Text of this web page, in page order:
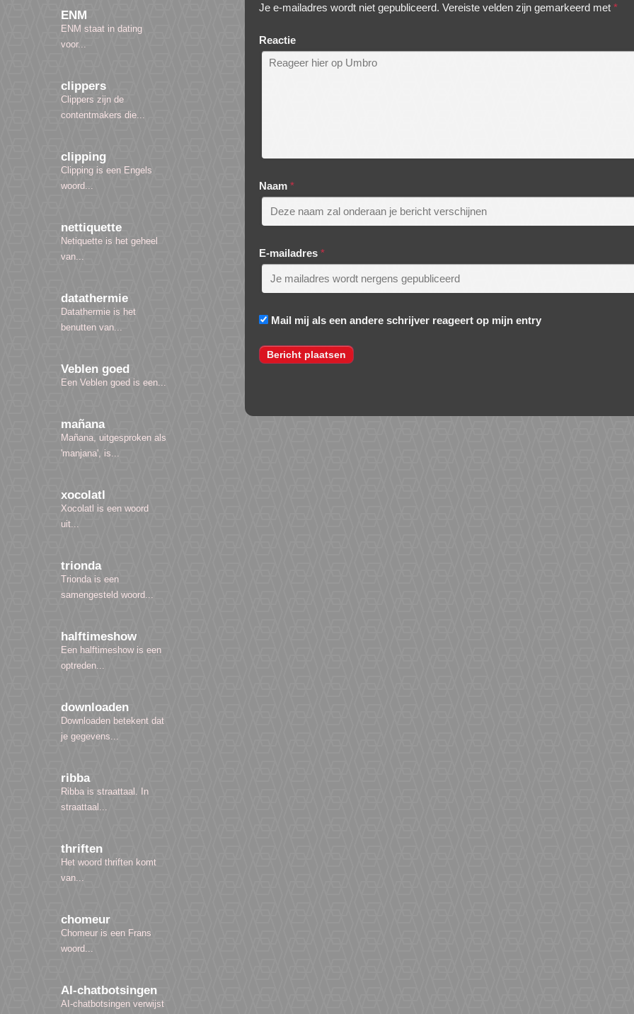
ENM
ENM staat in dating
voor...
clippers
Clippers zijn de
contentmakers die...
clipping
Clipping is een Engels
woord...
nettiquette
Netiquette is het geheel
van...
datathermie
Datathermie is het
benutten van...
Veblen goed
Een Veblen goed is een...
mañana
Mañana, uitgesproken als
'manjana', is...
xocolatl
Xocolatl is een woord
uit...
trionda
Trionda is een
samengesteld woord...
halftimeshow
Een halftimeshow is een
optreden...
downloaden
Downloaden betekent dat
je gegevens...
ribba
Ribba is straattaal. In
straattaal...
thriften
Het woord thriften komt
van...
chomeur
Chomeur is een Frans
woord...
AI-chatbotsingen
AI-chatbotsingen verwijst
Je e-mailadres wordt niet gepubliceerd. Vereiste velden zijn gemarkeerd met *
Reactie
Naam *
E-mailadres *
Mail mij als een andere schrijver reageert op mijn entry